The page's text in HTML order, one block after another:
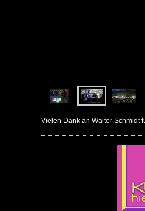
Vielen Dank an Walter Schmidt